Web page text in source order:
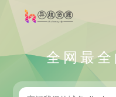
全网最